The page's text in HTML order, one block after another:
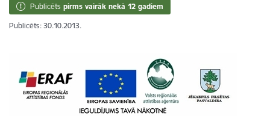
Publicēts pirms vairāk nekā 12 gadiem
Publicēts: 30.10.2013.